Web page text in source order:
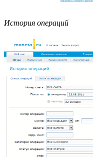
История операций